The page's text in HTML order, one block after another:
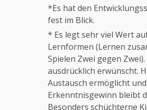
*Es hat den
fest im Blick.
* Es legt sehr viel Wert
Lernformen (Lernen
Spielen Zwei gegen
ausdrücklich erwünscht.
Austausch ermöglicht
Erkenntnisgewinn bleibt
Besonders schüchterne